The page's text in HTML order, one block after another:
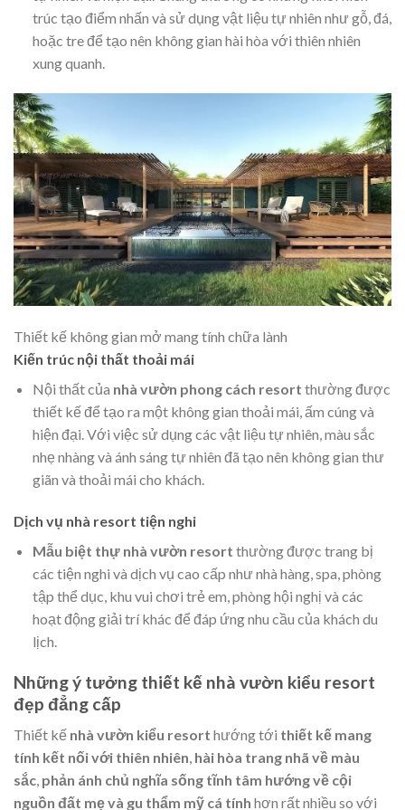
trúc tạo điểm nhấn và sử dụng vật liệu tự nhiên như gỗ, đá,
hoặc tre để tạo nên không gian hài hòa với thiên nhiên
xung quanh.
Thiết kế không gian mở mang tính chữa lành
Kiến trúc nội thất thoải mái
Nội thất của nhà vườn phong cách resort thường được
thiết kế để tạo ra một không gian thoải mái, ấm cúng và
hiện đại. Với việc sử dụng các vật liệu tự nhiên, màu sắc
nhẹ nhàng và ánh sáng tự nhiên đã tạo nên không gian thư
giãn và thoải mái cho khách.
Dịch vụ nhà resort tiện nghi
Mẫu biệt thự nhà vườn resort thường được trang bị
các tiện nghi và dịch vụ cao cấp như nhà hàng, spa, phòng
tập thể dục, khu vui chơi trẻ em, phòng hội nghị và các
hoạt động giải trí khác để đáp ứng nhu cầu của khách du
lịch.
Những ý tưởng thiết kế nhà vườn kiểu resort
đẹp đẳng cấp
Thiết kế nhà vườn kiểu resort hướng tới thiết kế mang
tính kết nối với thiên nhiên, hài hòa trang nhã về màu
sắc, phản ánh chủ nghĩa sống tĩnh tâm hướng về cội
nguồn đất mẹ và gu thẩm mỹ cá tính hơn rất nhiều so với